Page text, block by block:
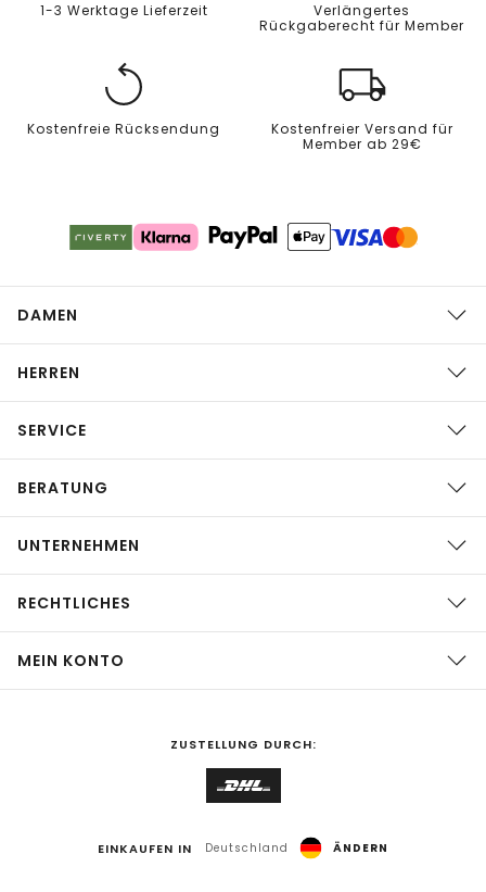
1-3 Werktage Lieferzeit
Verlängertes
Rückgaberecht für Member
Kostenfreie Rücksendung
Kostenfreier Versand für
Member ab 29€
DAMEN
HERREN
SERVICE
BERATUNG
UNTERNEHMEN
RECHTLICHES
MEIN KONTO
ZUSTELLUNG DURCH:
EINKAUFEN IN Deutschland ÄNDERN